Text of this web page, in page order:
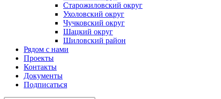
Старожиловский округ
Ухоловский округ
Чучковский округ
Шацкий округ
Шиловский район
Рядом с нами
Проекты
Контакты
Документы
Подписаться